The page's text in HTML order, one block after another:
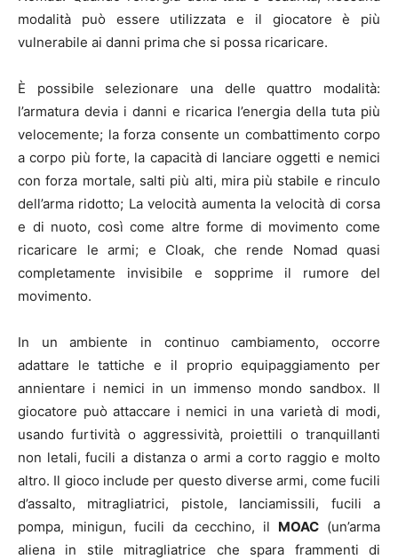
modalità può essere utilizzata e il giocatore è più
vulnerabile ai danni prima che si possa ricaricare.
È possibile selezionare una delle quattro modalità:
l’armatura devia i danni e ricarica l’energia della tuta più
velocemente; la forza consente un combattimento corpo
a corpo più forte, la capacità di lanciare oggetti e nemici
con forza mortale, salti più alti, mira più stabile e rinculo
dell’arma ridotto; La velocità aumenta la velocità di corsa
e di nuoto, così come altre forme di movimento come
ricaricare le armi; e Cloak, che rende Nomad quasi
completamente invisibile e sopprime il rumore del
movimento.
In un ambiente in continuo cambiamento, occorre
adattare le tattiche e il proprio equipaggiamento per
annientare i nemici in un immenso mondo sandbox. Il
giocatore può attaccare i nemici in una varietà di modi,
usando furtività o aggressività, proiettili o tranquillanti
non letali, fucili a distanza o armi a corto raggio e molto
altro. Il gioco include per questo diverse armi, come fucili
d’assalto, mitragliatrici, pistole, lanciamissili, fucili a
pompa, minigun, fucili da cecchino, il MOAC (un’arma
aliena in stile mitragliatrice che spara frammenti di